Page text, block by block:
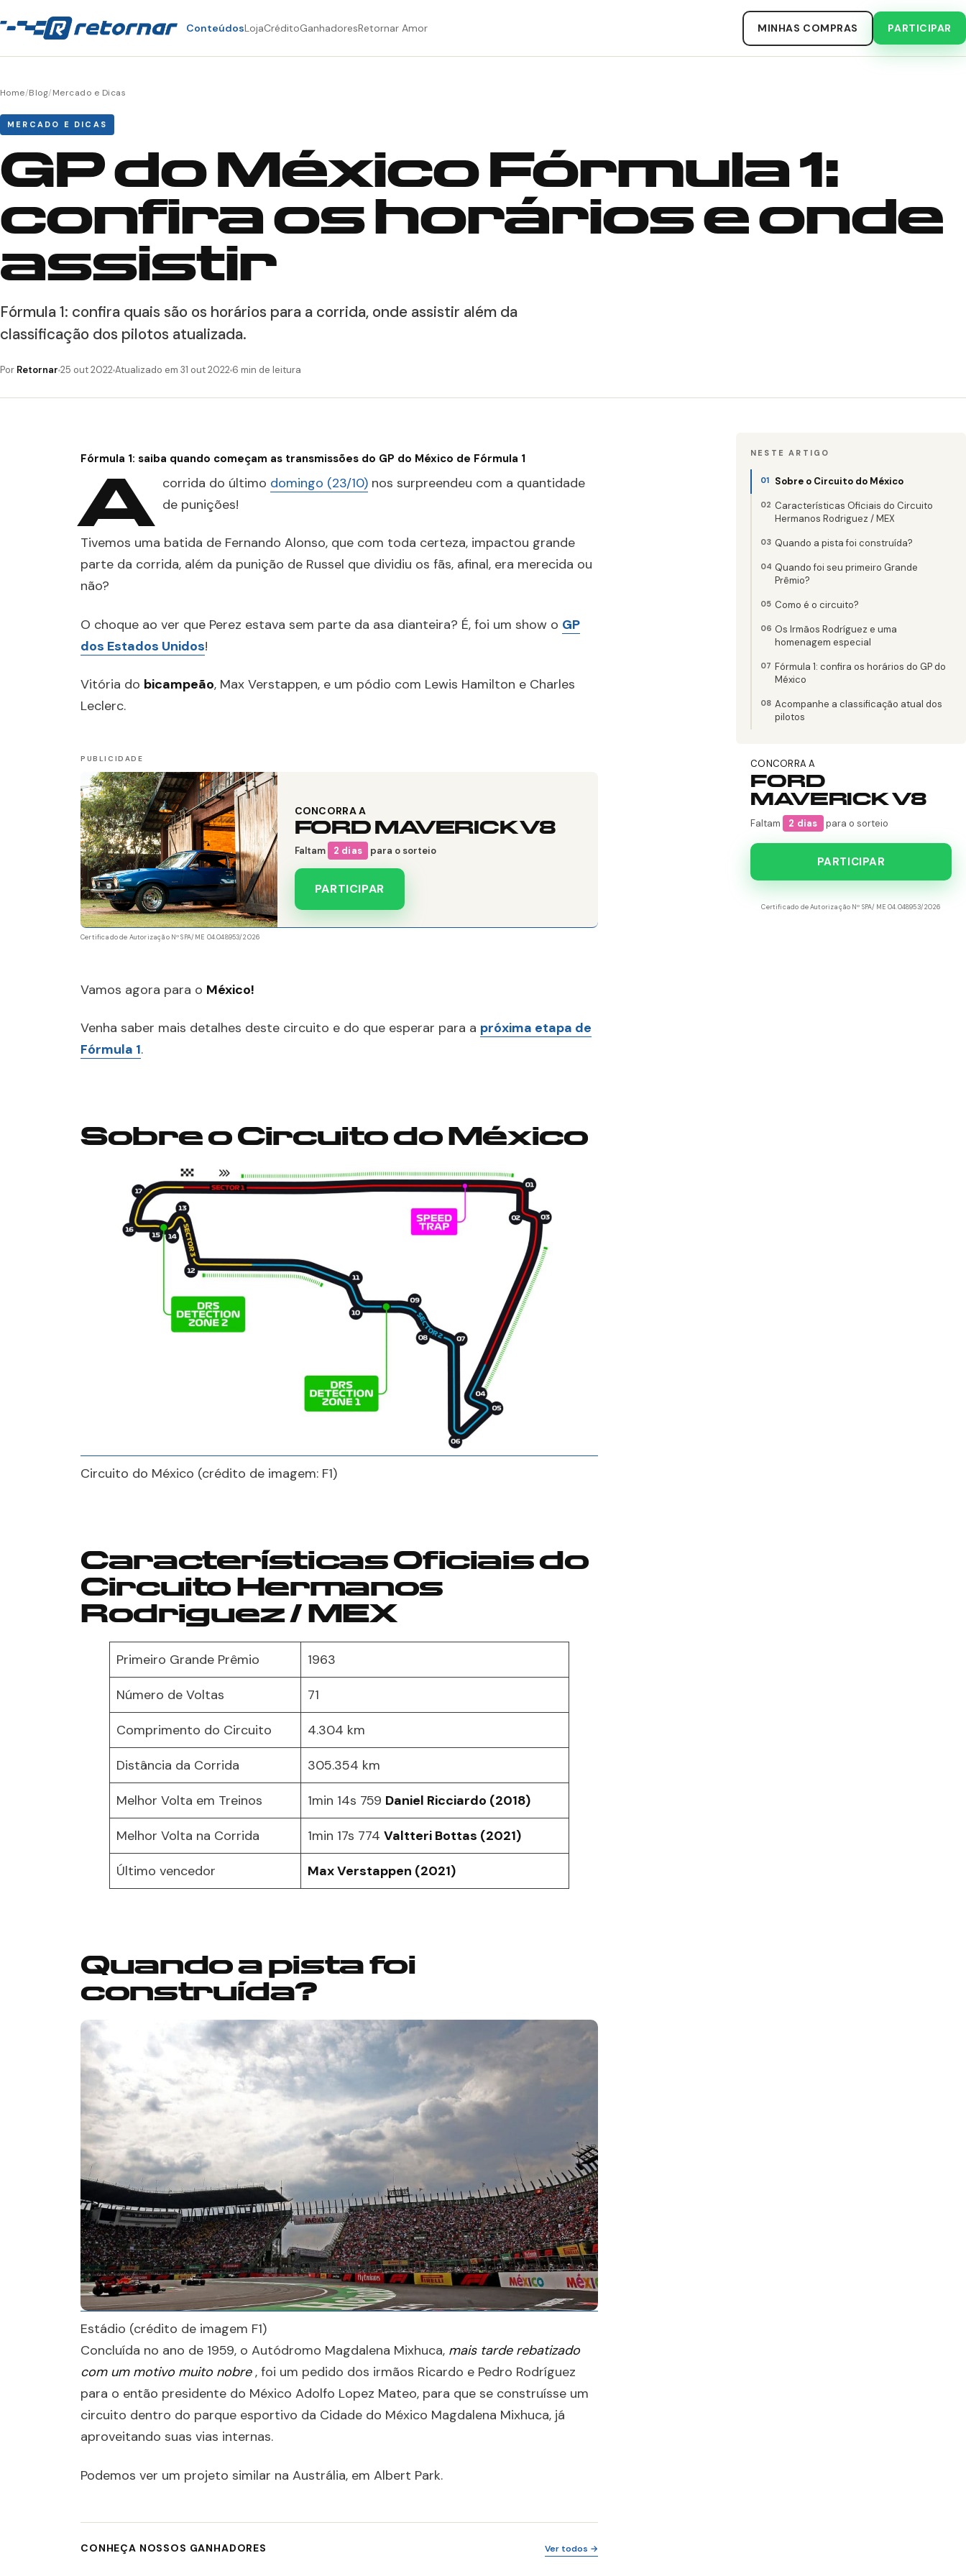
ConteúdosLojaCréditoGanhadoresRetornar Amor MINHAS COMPRAS PARTICIPAR
Home/Blog/Mercado e Dicas
MERCADO E DICAS
GP do México Fórmula 1:
confira os horários e onde
assistir
Fórmula 1: confira quais são os horários para a corrida, onde assistir além da
classificação dos pilotos atualizada.
Por Retornar 25 out 2022Atualizado em 31 out 2022 6 min de leitura
Fórmula 1: saiba quando começam as transmissões do GP do México de Fórmula 1
A corrida do último domingo (23/10) nos surpreendeu com a quantidade
de punições!
Tivemos uma batida de Fernando Alonso, que com toda certeza, impactou grande
parte da corrida, além da punição de Russel que dividiu os fãs, afinal, era merecida ou
não?
O choque ao ver que Perez estava sem parte da asa dianteira? É, foi um show o GP
dos Estados Unidos!
Vitória do bicampeão, Max Verstappen, e um pódio com Lewis Hamilton e Charles
Leclerc.
CONCORRA A
FORD MAVERICK V8
Faltam 2 dias para o sorteio
PARTICIPAR
Certificado de Autorização Nº SPA/ME 04.048953/2026
Vamos agora para o México!
Venha saber mais detalhes deste circuito e do que esperar para a próxima etapa de
Fórmula 1.
Sobre o Circuito do México
Circuito do México (crédito de imagem: F1)
Características Oficiais do
Circuito Hermanos
Rodriguez / MEX
Primeiro Grande Prêmio 1963
Número de Voltas 71
Comprimento do Circuito 4.304 km
Distância da Corrida 305.354 km
Melhor Volta em Treinos 1min 14s 759 Daniel Ricciardo (2018)
Melhor Volta na Corrida 1min 17s 774 Valtteri Bottas (2021)
Último vencedor Max Verstappen (2021)
Quando a pista foi
construída?
Estádio (crédito de imagem F1)
Concluída no ano de 1959, o Autódromo Magdalena Mixhuca, mais tarde rebatizado
com um motivo muito nobre, foi um pedido dos irmãos Ricardo e Pedro Rodríguez
para o então presidente do México Adolfo Lopez Mateo, para que se construísse um
circuito dentro do parque esportivo da Cidade do México Magdalena Mixhuca, já
aproveitando suas vias internas.
Podemos ver um projeto similar na Austrália, em Albert Park.
CONHEÇA NOSSOS GANHADORES Ver todos →
NESTE ARTIGO
Sobre o Circuito do México
Características Oficiais do Circuito
Hermanos Rodriguez / MEX
Quando a pista foi construída?
Quando foi seu primeiro Grande
Prêmio?
Como é o circuito?
Os Irmãos Rodríguez e uma
homenagem especial
Fórmula 1: confira os horários do GP do
México
Acompanhe a classificação atual dos
pilotos
CONCORRA A
FORD
MAVERICK V8
Faltam 2 dias para o sorteio
PARTICIPAR
Certificado de Autorização Nº SPA/ME 04.048953/2026